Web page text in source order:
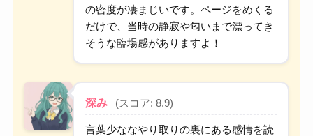
の密度が凄まじいです。ページをめくる
だけで、当時の静寂や匂いまで漂ってき
そうな臨場感がありますよ！
深み (スコア: 8.9)
言葉少ななやり取りの裏にある感情を読